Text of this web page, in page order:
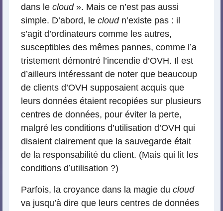
dans le cloud». Mais ce n’est pas aussi
simple. D’abord, le cloudn’existe pas : il
s’agit d’ordinateurs comme les autres,
susceptibles des mêmes pannes, comme l’a
tristement démontré l’incendie d’OVH. Il est
d’ailleurs intéressant de noter que beaucoup
de clients d’OVH supposaient acquis que
leurs données étaient recopiées sur plusieurs
centres de données, pour éviter la perte,
malgré les conditions d’utilisation d’OVH qui
disaient clairement que la sauvegarde était
de la responsabilité du client. (Mais qui lit les
conditions d’utilisation ?)
Parfois, la croyance dans la magie du cloud
va jusqu’à dire que leurs centres de données